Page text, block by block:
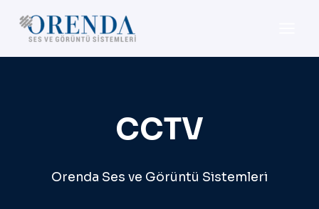
CCTV
Orenda Ses ve Görüntü Sistemleri